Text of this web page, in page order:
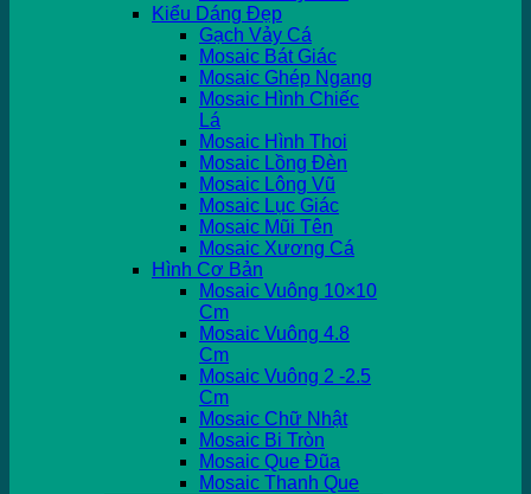
Kiểu Dáng Đẹp
Gạch Vảy Cá
Mosaic Bát Giác
Mosaic Ghép Ngang
Mosaic Hình Chiếc
Lá
Mosaic Hình Thoi
Mosaic Lồng Đèn
Mosaic Lông Vũ
Mosaic Lục Giác
Mosaic Mũi Tên
Mosaic Xương Cá
Hình Cơ Bản
Mosaic Vuông 10×10
Cm
Mosaic Vuông 4.8
Cm
Mosaic Vuông 2 -2.5
Cm
Mosaic Chữ Nhật
Mosaic Bi Tròn
Mosaic Que Đũa
Mosaic Thanh Que